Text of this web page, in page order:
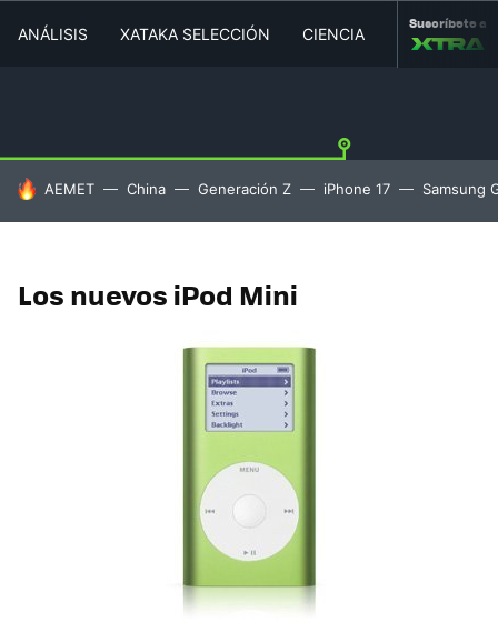
ANÁLISIS XATAKA SELECCIÓN CIENCIA MOVILIDAD
Suscríbete a
HOY SE HABLA DE
AEMET China Generación Z iPhone 17 Samsung
Los nuevos iPod Mini